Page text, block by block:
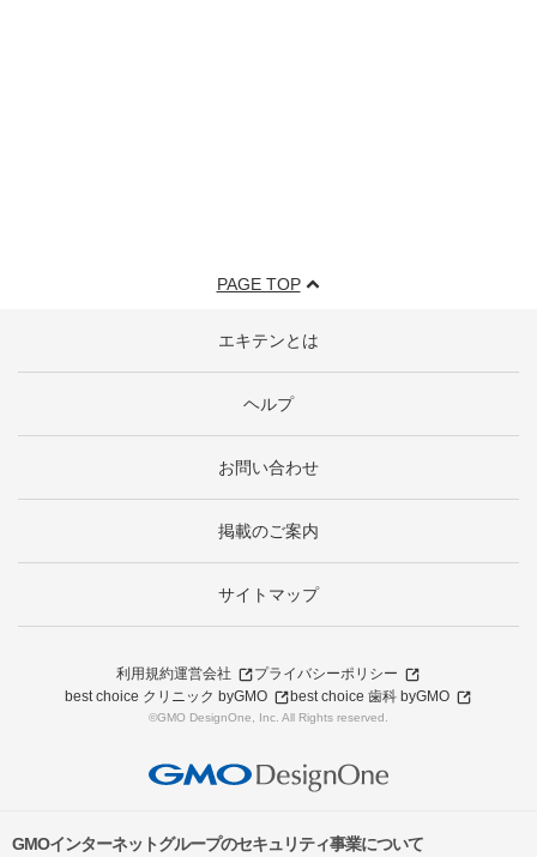
PAGE TOP
エキテンとは
ヘルプ
お問い合わせ
掲載のご案内
サイトマップ
利用規約運営会社
プライバシーポリシー
best choice クリニック byGMO
best choice 歯科 byGMO
©GMO DesignOne, Inc. All Rights reserved.
GMOインターネットグループのセキュリティ事業について